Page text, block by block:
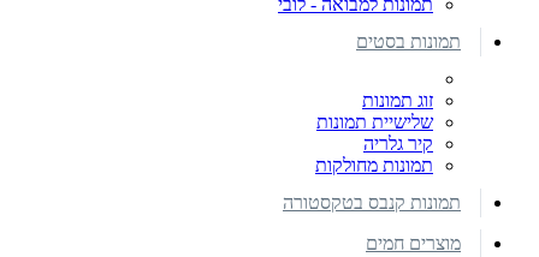
תמונות למבואה - לובי
תמונות בסטים
זוג תמונות
שלישיית תמונות
קיר גלריה
תמונות מחולקות
תמונות קנבס בטקסטורה
מוצרים חמים